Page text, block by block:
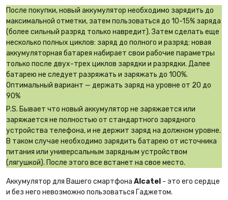
После покупки, новый аккумулятор необходимо зарядить до
максимальной отметки, затем пользоваться до 10-15% заряда
(более сильный разряд только навредит). Затем сделать еще
несколько полных циклов: заряд до полного и разряд: новая
аккумуляторная батарея набирает свои рабочие параметры
только после двух-трех циклов зарядки и разрядки. Далее
батарею не следует разряжать и заряжать до 100%.
Оптимальный вариант — держать заряд на уровне от 20 до
90%
P.S. Бывает что новый аккумулятор не заряжается или
заряжается не полностью от стандартного зарядного
устройства телефона, и не держит заряд на должном уровне.
В таком случае необходимо зарядить батарею от источника
питания или универсальным зарядным устройством
(лягушкой). После этого все встанет на свое место.
Аккумулятор для Вашего смартфона Alcatel - это его сердце
и без него невозможно пользоваться Гаджетом.